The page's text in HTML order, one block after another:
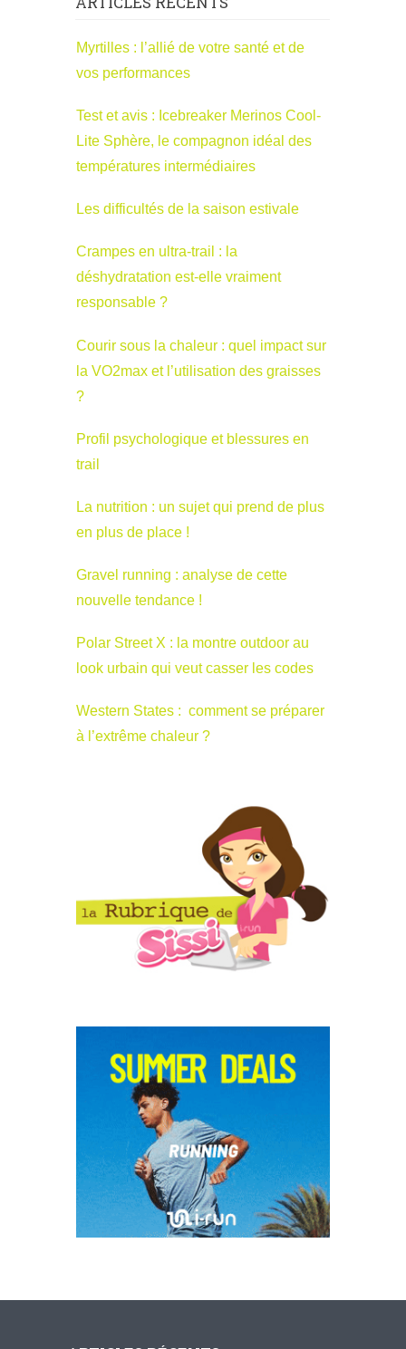
Myrtilles : l’allié de votre santé et de
vos performances
Test et avis : Icebreaker Merinos Cool-
Lite Sphère, le compagnon idéal des
températures intermédiaires
Les difficultés de la saison estivale
Crampes en ultra-trail : la
déshydratation est-elle vraiment
responsable ?
Courir sous la chaleur : quel impact sur
la VO2max et l’utilisation des graisses
?
Profil psychologique et blessures en
trail
La nutrition : un sujet qui prend de plus
en plus de place !
Gravel running : analyse de cette
nouvelle tendance !
Polar Street X : la montre outdoor au
look urbain qui veut casser les codes
Western States : comment se préparer
à l’extrême chaleur ?